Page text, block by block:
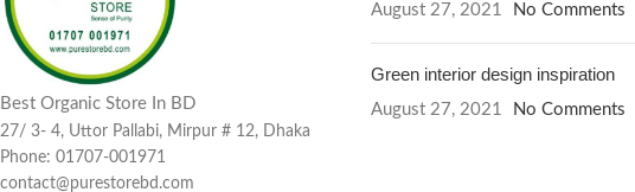
Best Organic Store In BD
27/ 3- 4, Uttor Pallabi, Mirpur # 12, Dhaka
Phone: 01707-001971
contact@purestorebd.com
August 27, 2021 No Comments
Green interior design inspiration
August 27, 2021 No Comments